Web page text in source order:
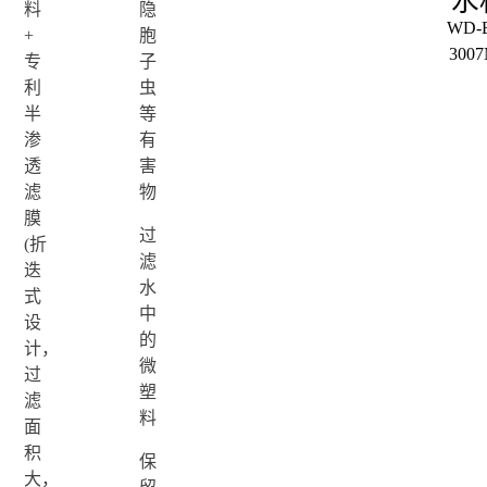
料
+
专
利
半
渗
透
滤
膜
(折
迭
式
设
计，
过
滤
面
积
大，
隐
胞
子
虫
等
有
害
物
过
滤
水
中
的
微
塑
料
保
WD-